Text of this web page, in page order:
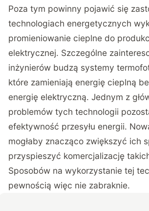
Poza tym powinny pojawić się
technologiach energetycznych
promieniowanie cieplne do
elektrycznej. Szczególne
inżynierów budzą systemy
które zamieniają energię cieplną
energię elektryczną. Jednym z
problemów tych technologii
efektywność przesyłu energii.
mogłaby znacząco zwiększyć ich
przyspieszyć komercjalizację
Sposobów na wykorzystanie tej
pewnością więc nie zabraknie.